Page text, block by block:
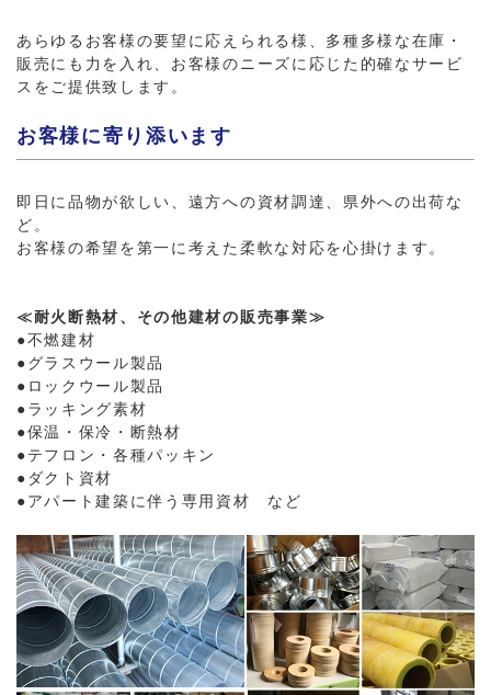
あらゆるお客様の要望に応えられる様、多種多様な在庫・
販売にも力を入れ、お客様のニーズに応じた的確なサービ
スをご提供致します。
お客様に寄り添います
即日に品物が欲しい、遠方への資材調達、県外への出荷な
ど。
お客様の希望を第一に考えた柔軟な対応を心掛けます。
≪耐火断熱材、その他建材の販売事業≫
●不燃建材
●グラスウール製品
●ロックウール製品
●ラッキング素材
●保温・保冷・断熱材
●テフロン・各種パッキン
●ダクト資材
●アパート建築に伴う専用資材 など